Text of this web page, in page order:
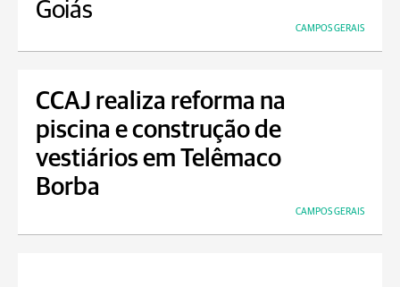
Goiás
CAMPOS GERAIS
CCAJ realiza reforma na
piscina e construção de
vestiários em Telêmaco
Borba
CAMPOS GERAIS